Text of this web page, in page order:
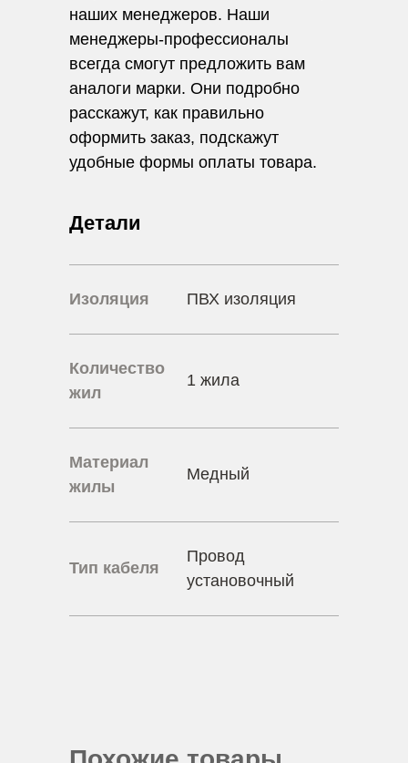
наших менеджеров. Наши
менеджеры-профессионалы
всегда смогут предложить вам
аналоги марки. Они подробно
расскажут, как правильно
оформить заказ, подскажут
удобные формы оплаты товара.
Детали
Изоляция ПВХ изоляция
Количество
жил
1 жила
Материал
жилы
Медный
Тип кабеля
Провод
установочный